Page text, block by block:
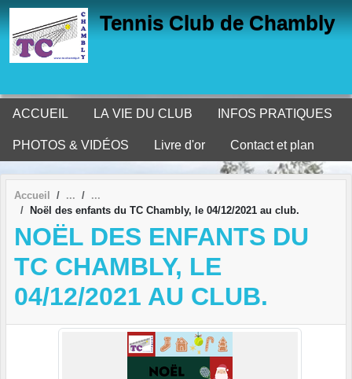
Tennis Club de Chambly
ACCUEIL LA VIE DU CLUB INFOS PRATIQUES
PHOTOS & VIDÉOS Livre d'or Contact et plan
Accueil
Noël des enfants du TC Chambly, le 04/12/2021 au club.
NOËL DES ENFANTS DU
TC CHAMBLY, LE
04/12/2021 AU CLUB.
Panneau de gestion des cookies